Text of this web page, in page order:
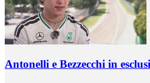
Antonelli e Bezzecchi in